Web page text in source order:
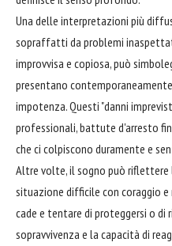
Una delle interpretazioni più
sopraffatti da problemi
improvvisa e copiosa, può
presentano
impotenza. Questi "danni
professionali, battute d'arresto
che ci colpiscono duramente e
Altre volte, il sogno può
situazione difficile con coraggio e
cade e tentare di proteggersi o di
sopravvivenza e la capacità di